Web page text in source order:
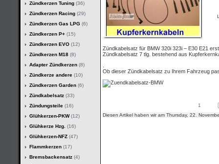
Zündkerzen Tuning(36)
Zündkerzen Racing(29)
Zündkerzen Gas LPG(6)
Zündkerzen P+(15)
Zündkerzen EVO(12)
Zündkerzen M18(8)
Adapter Zündkerzen(8)
Zündkerze andere(10)
Zündkerzen Garden(6)
Zündkabelsatz(33)
Zündungsteile(16)
Glühkerzen-PKW(12)
Glühkerze Hzg. (16)
Glühkerzen-NFZ(47)
Flammkerzen(17)
Bremsbackensatz(4)
Zündkabelsatz für BMW 320i 323i – E30 E21
Zündkabelsatz 7 tlg. bestehend aus
Ob dieser Zündkabelsatz zu Ihrem Fahrzeug
Diesen Artikel haben wir am Thursday, 22.